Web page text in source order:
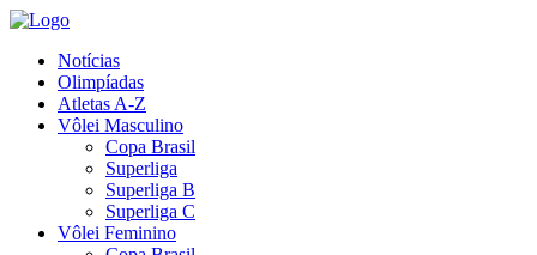
Notícias
Olimpíadas
Atletas A-Z
Vôlei Masculino
Copa Brasil
Superliga
Superliga B
Superliga C
Vôlei Feminino